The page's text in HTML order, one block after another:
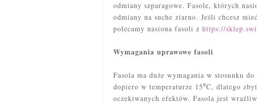
odmiany szparagowe. Fasole, których
odmiany na suche ziarno. Jeśli chcesz
polecamy nasiona fasoli z https://
Wymagania uprawowe fasoli
Fasola ma duże wymagania w stosunku
dopiero w temperaturze 15⁰C, dlatego
oczekiwanych efektów. Fasola jest